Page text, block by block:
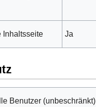
Inhaltsseite Ja
Benutzer (unbeschränkt)